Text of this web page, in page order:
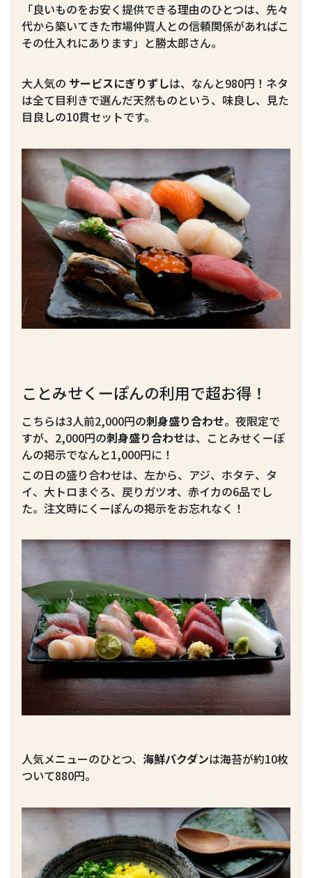
「良いものをお安く提供できる理由のひとつは、先々
代から築いてきた市場仲買人との信頼関係があればこ
その仕入れにあります」と勝太郎さん。
大人気の サービスにぎりずしは、なんと980円！ネタ
は全て目利きで選んだ天然ものという、味良し、見た
目良しの10貫セットです。
ことみせくーぽんの利用で超お得！
こちらは3人前2,000円の刺身盛り合わせ。夜限定で
すが、2,000円の刺身盛り合わせは、ことみせくーぽ
んの掲示でなんと1,000円に！
この日の盛り合わせは、左から、アジ、ホタテ、タ
イ、大トロまぐろ、戻りガツオ、赤イカの6品でし
た。注文時にくーぽんの掲示をお忘れなく！
人気メニューのひとつ、 海鮮バクダンは海苔が約10枚
ついて880円。